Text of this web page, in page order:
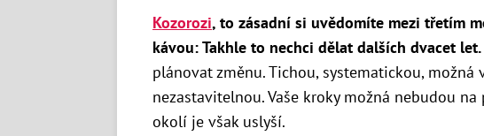
Kozorozi, to zásadní si uvědomíte mezi třetím
kávou: Takhle to nechci dělat dalších dvacet let.
plánovat změnu. Tichou, systematickou, možná
nezastavitelnou. Vaše kroky možná nebudou
okolí je však uslyší.